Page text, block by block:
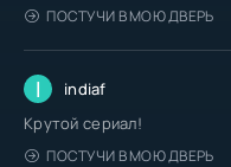
ПОСТУЧИ В МОЮ ДВЕРЬ
I indiaf
Крутой сериал!
ПОСТУЧИ В МОЮ ДВЕРЬ